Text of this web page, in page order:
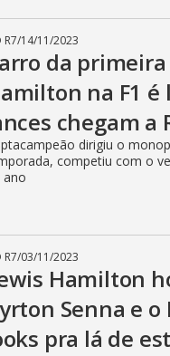
R7/14/11/2023
da
na F1 é
chegam a
dirigiu o
competiu com o
ano
R7/03/11/2023
Hamilton
Senna e o
pra lá de